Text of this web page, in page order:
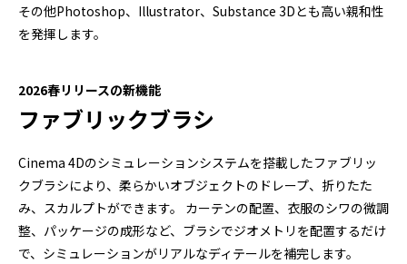
その他Photoshop、Illustrator、Substance 3Dとも高い親和性
を発揮します。
2026春リリースの新機能
ファブリックブラシ
Cinema 4Dのシミュレーションシステムを搭載したファブリッ
クブラシにより、柔らかいオブジェクトのドレープ、折りたた
み、スカルプトができます。 カーテンの配置、衣服のシワの微調
整、パッケージの成形など、ブラシでジオメトリを配置するだけ
で、シミュレーションがリアルなディテールを補完します。